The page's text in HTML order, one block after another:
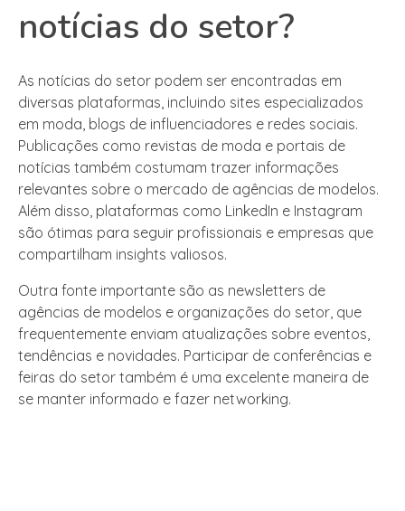
notícias do setor?
As notícias do setor podem ser encontradas em
diversas plataformas, incluindo sites especializados
em moda, blogs de influenciadores e redes sociais.
Publicações como revistas de moda e portais de
notícias também costumam trazer informações
relevantes sobre o mercado de agências de modelos.
Além disso, plataformas como LinkedIn e Instagram
são ótimas para seguir profissionais e empresas que
compartilham insights valiosos.
Outra fonte importante são as newsletters de
agências de modelos e organizações do setor, que
frequentemente enviam atualizações sobre eventos,
tendências e novidades. Participar de conferências e
feiras do setor também é uma excelente maneira de
se manter informado e fazer networking.